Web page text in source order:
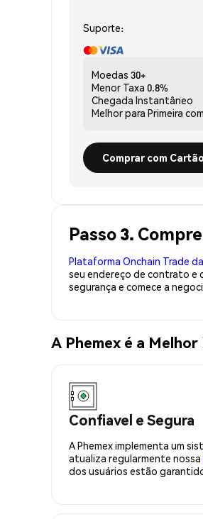
Suporte:
Moedas 30+
Menor Taxa 0.8%
Chegada Instantâneo
Melhor para Primeira
Comprar com
Passo 3.
Plataforma Onchain Trade
seu endereço de contrato e
segurança e comece a
A Phemex é a
Confiavel e Segura
A Phemex implementa um
atualiza regularmente nossa
dos usuários estão